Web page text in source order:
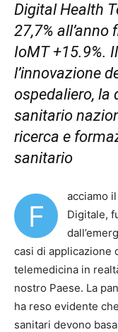
Digital Health
27,7%
IoMT +15.9%.
l’innovazione
ospedaliero, la
sanitario
ricerca e
sanitario
F
acciamo
Digitale,
casi di applicazione
telemedicina in
nostro Paese. La
ha reso evidente
sanitari devono